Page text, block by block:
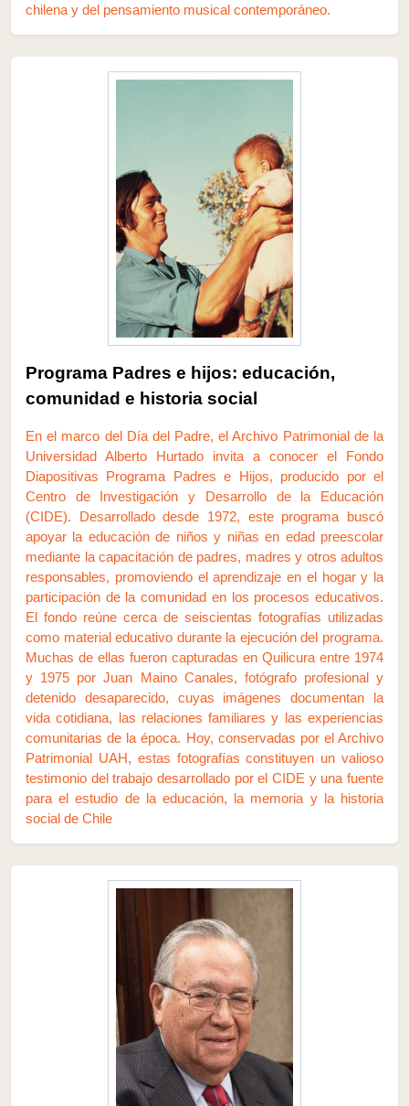
chilena y del pensamiento musical contemporáneo.
Programa Padres e hijos: educación,
comunidad e historia social
En el marco del Día del Padre, el Archivo Patrimonial de la
Universidad Alberto Hurtado invita a conocer el Fondo
Diapositivas Programa Padres e Hijos, producido por el
Centro de Investigación y Desarrollo de la Educación
(CIDE). Desarrollado desde 1972, este programa buscó
apoyar la educación de niños y niñas en edad preescolar
mediante la capacitación de padres, madres y otros adultos
responsables, promoviendo el aprendizaje en el hogar y la
participación de la comunidad en los procesos educativos.
El fondo reúne cerca de seiscientas fotografías utilizadas
como material educativo durante la ejecución del programa.
Muchas de ellas fueron capturadas en Quilicura entre 1974
y 1975 por Juan Maino Canales, fotógrafo profesional y
detenido desaparecido, cuyas imágenes documentan la
vida cotidiana, las relaciones familiares y las experiencias
comunitarias de la época. Hoy, conservadas por el Archivo
Patrimonial UAH, estas fotografías constituyen un valioso
testimonio del trabajo desarrollado por el CIDE y una fuente
para el estudio de la educación, la memoria y la historia
social de Chile